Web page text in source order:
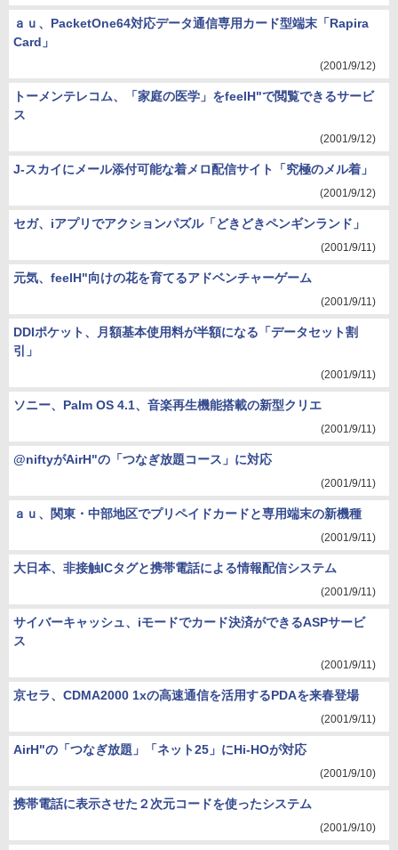
ａｕ、PacketOne64対応データ通信専用カード型端末「Rapira
Card」
(2001/9/12)
トーメンテレコム、「家庭の医学」をfeelH"で閲覧できるサービ
ス
(2001/9/12)
J-スカイにメール添付可能な着メロ配信サイト「究極のメル着」
(2001/9/12)
セガ、iアプリでアクションパズル「どきどきペンギンランド」
(2001/9/11)
元気、feelH"向けの花を育てるアドベンチャーゲーム
(2001/9/11)
DDIポケット、月額基本使用料が半額になる「データセット割
引」
(2001/9/11)
ソニー、Palm OS 4.1、音楽再生機能搭載の新型クリエ
(2001/9/11)
@niftyがAirH"の「つなぎ放題コース」に対応
(2001/9/11)
ａｕ、関東・中部地区でプリペイドカードと専用端末の新機種
(2001/9/11)
大日本、非接触ICタグと携帯電話による情報配信システム
(2001/9/11)
サイバーキャッシュ、iモードでカード決済ができるASPサービ
ス
(2001/9/11)
京セラ、CDMA2000 1xの高速通信を活用するPDAを来春登場
(2001/9/11)
AirH"の「つなぎ放題」「ネット25」にHi-HOが対応
(2001/9/10)
携帯電話に表示させた２次元コードを使ったシステム
(2001/9/10)